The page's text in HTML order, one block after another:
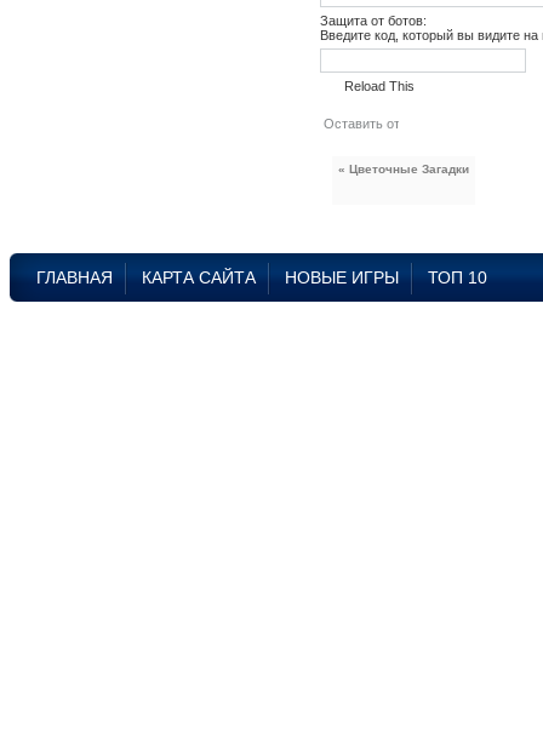
Защита от ботов:
Введите код, который вы видите
Reload This
« Цветочные Загадки
ГЛАВНАЯ КАРТА САЙТА НОВЫЕ ИГРЫ ТОП 10